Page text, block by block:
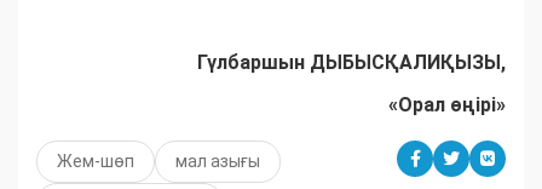
Гүлбаршын ДЫБЫСҚАЛИҚЫЗЫ,
«Орал өңірі»
Жем-шөп мал азығы